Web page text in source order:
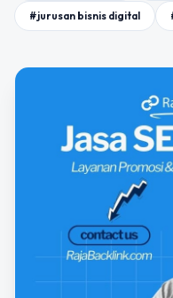
#jurusan bisnis digital